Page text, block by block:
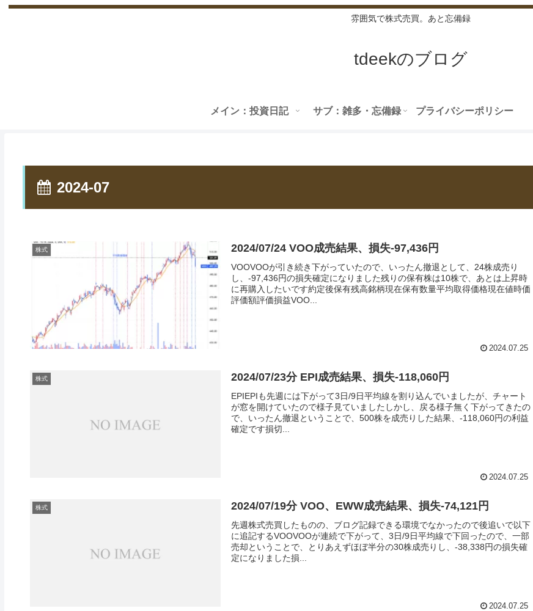
雰囲気で株式売買。あと忘備録
tdeekのブログ
メイン：投資日記 サブ：雑多・忘備録 プライバシーポリシー
2024-07
株式 2024/07/24 VOO成売結果、損失-97,436円
VOOVOOが引き続き下がっていたので、いったん撤退として、24株成売り
し、-97,436円の損失確定になりました残りの保有株は10株で、あとは上昇時
に再購入したいです約定後保有残高銘柄現在保有数量平均取得価格現在値時価
評価額評価損益VOO...
2024.07.25
株式 2024/07/23分 EPI成売結果、損失-118,060円
EPIEPIも先週には下がって3日/9日平均線を割り込んでいましたが、チャート
が窓を開けていたので様子見ていましたしかし、戻る様子無く下がってきたの
で、いったん撤退ということで、500株を成売りした結果、-118,060円の利益
確定です損切...
2024.07.25
株式 2024/07/19分 VOO、EWW成売結果、損失-74,121円
先週株式売買したものの、ブログ記録できる環境でなかったので後追いで以下
に追記するVOOVOOが連続で下がって、3日/9日平均線で下回ったので、一部
売却ということで、とりあえずほぼ半分の30株成売りし、-38,338円の損失確
定になりました損...
2024.07.25